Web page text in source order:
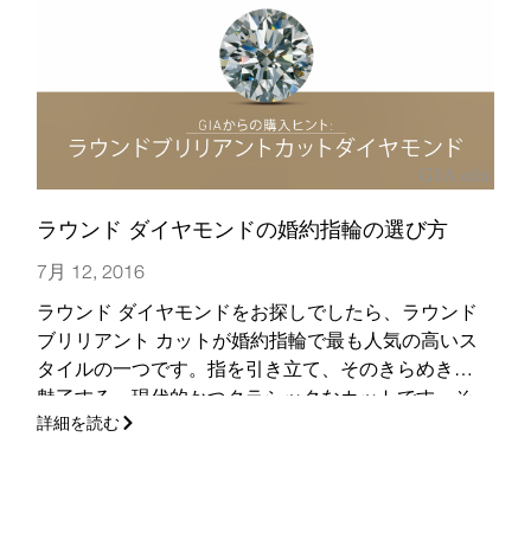
ラウンド ダイヤモンドの婚約指輪の選び方
7月 12, 2016
ラウンド ダイヤモンドをお探しでしたら、ラウンド
ブリリアント カットが婚約指輪で最も人気の高いス
タイルの一つです。指を引き立て、そのきらめきで
魅了する、現代的かつクラシックなカットです。そ
の選び方を学びましょう。
詳細を読む